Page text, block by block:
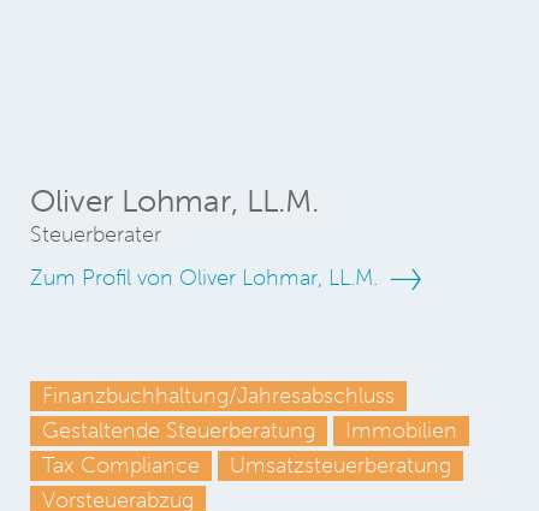
Oliver Lohmar, LL.M.
Steuerberater
Zum Profil von Oliver Lohmar, LL.M.
Finanzbuchhaltung/Jahresabschluss
Gestaltende Steuerberatung
Immobilien
Tax Compliance
Umsatzsteuerberatung
Vorsteuerabzug